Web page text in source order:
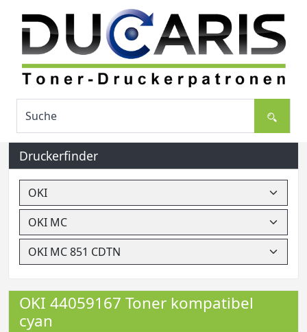
Druckerfinder
OKI 44059167 Toner kompatibel
cyan